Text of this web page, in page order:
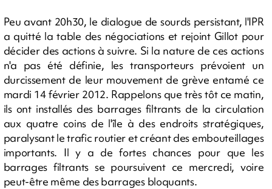
Peu avant 20h30, le dialogue de sourds persistant, l'IPR
a quitté la table des négociations et rejoint Gillot pour
décider des actions à suivre. Si la nature de ces actions
n'a pas été définie, les transporteurs prévoient un
durcissement de leur mouvement de grève entamé ce
mardi 14 février 2012. Rappelons que très tôt ce matin,
ils ont installés des barrages filtrants de la circulation
aux quatre coins de l'île à des endroits stratégiques,
paralysant le trafic routier et créant des embouteillages
importants. Il y a de fortes chances pour que les
barrages filtrants se poursuivent ce mercredi, voire
peut-être même des barrages bloquants.